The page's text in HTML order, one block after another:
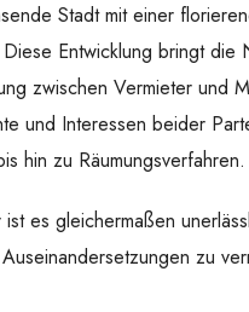
Stadt mit einer
Entwicklung bringt die
zwischen Vermieter und
und Interessen beider
hin zu Räumungsverfahren.
es gleichermaßen
zu